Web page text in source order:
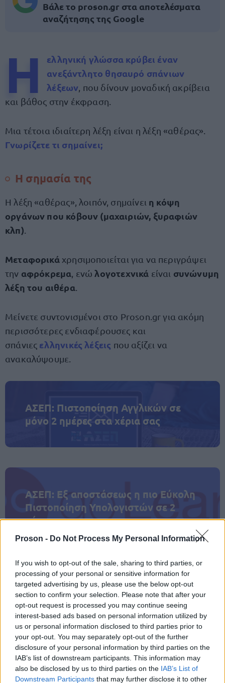
Proson - Do Not Process My Personal Information
If you wish to opt-out of the sale, sharing to third parties, or
processing of your personal or sensitive information for
targeted advertising by us, please use the below opt-out
section to confirm your selection. Please note that after your
opt-out request is processed you may continue seeing
interest-based ads based on personal information utilized by
us or personal information disclosed to third parties prior to
your opt-out. You may separately opt-out of the further
disclosure of your personal information by third parties on the
IAB’s list of downstream participants. This information may
also be disclosed by us to third parties on the IAB’s List of
Downstream Participants that may further disclose it to other
Βάλε το proson.gr στα αποτελέσματα
αναζήτησης της Google
Η ελληνική γλώσσακρύβει έναν
ανεξάντλητο θησαυρό σπάνιων
λέξεων , που δίνουν μοναδική ακρίβεια
και βάθος στην έκφραση.
Μια τέτοια ιδιαίτερη λέξη είναι η λέξη «αθέρας».
Γνωρίζετε τι σημαίνει;
Η σημασία της
Η λέξη «αθέρας», λοιπόν, σημαίνει η κόψη
οργάνων που κόβουν (μαχαιριών, ξυραφιών
κλπ)
Μεταφορικά χρησιμοποιείται για να περιγράψει
την αφρόκρεμα , ενώλογοτεχνικά είναι συνώνυμη
λέξη του αιθέρα
Μείνετε συντονισμένοι στο Proson.gr για ακόμη
περισσότερες ενδιαφέρουσες και
σπάνιες ελληνικές λέξεις που αξίζει να
ανακαλύψουμε.
ΑΣΕΠ: Πιστοποίηση Αγγλικών σε
μόνο 2 ημέρες στα χέρια σας
ΑΣΕΠ: Εξ αποστάσεως η πιο Εύκολη
Πιστοποίηση Υπολογιστών σε 2
μέρες
Μάθε πρώτος όλες τις σημαντικές
ειδήσεις.
Βάλε το proson.gr στα αποτελέσματα
αναζήτησης της Google
Δημοφιλείς Ειδήσεις